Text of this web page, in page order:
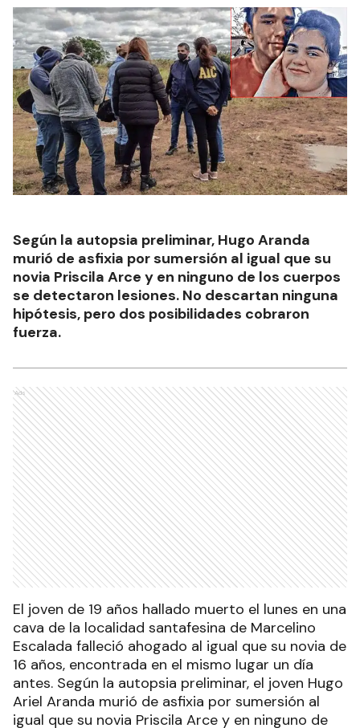
Según la autopsia preliminar, Hugo Aranda
murió de asfixia por sumersión al igual que su
novia Priscila Arce y en ninguno de los cuerpos
se detectaron lesiones. No descartan ninguna
hipótesis, pero dos posibilidades cobraron
fuerza.
Ads
El joven de 19 años hallado muerto el lunes en una
cava de la localidad santafesina de Marcelino
Escalada falleció ahogado al igual que su novia de
16 años, encontrada en el mismo lugar un día
antes. Según la autopsia preliminar, el joven Hugo
Ariel Aranda murió de asfixia por sumersión al
igual que su novia Priscila Arce y en ninguno de